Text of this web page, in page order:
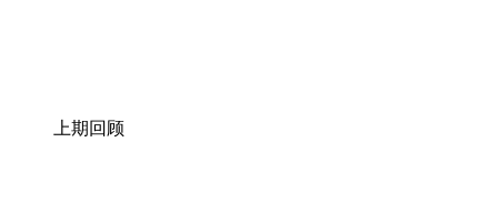
上期回顾